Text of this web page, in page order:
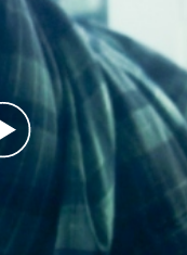
Play
Video